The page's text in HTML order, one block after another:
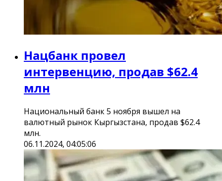
Нацбанк провел
интервенцию, продав $62.4
млн
Национальный банк 5 ноября вышел на
валютный рынок Кыргызстана, продав $62.4
млн.
06.11.2024, 04:05:06